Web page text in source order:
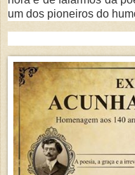
um dos pioneiros do